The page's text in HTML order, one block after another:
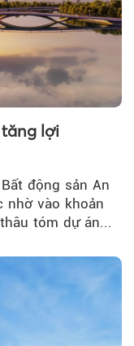
lợi
động sản An
nhờ vào khoản
tóm dự án...